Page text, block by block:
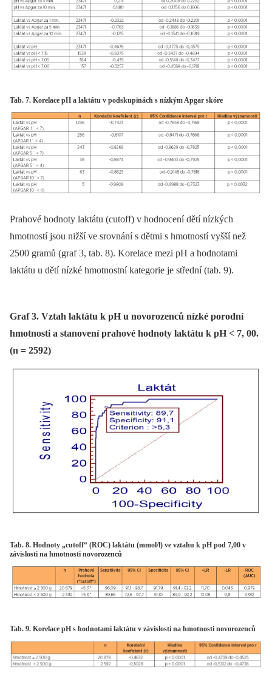
Tab. 7. Korelace pH a laktátu v podskupinách s nízkým Apgar skóre
Prahové hodnoty laktátu (cutoff) v hodnocení dětí nízkých
hmotností jsou nižší ve srovnání s dětmi s hmotností vyšší než
2500 gramů (graf 3, tab. 8). Korelace mezi pH a hodnotami
laktátu u dětí nízké hmotnostní kategorie je střední (tab. 9).
Graf 3. Vztah laktátu k pH u novorozenců nízké porodní
hmotnosti a stanovení prahové hodnoty laktátu k pH < 7, 00.
(n = 2592)
Tab. 8. Hodnoty „cutoff“ (ROC) laktátu (mmol/l) ve vztahu k pH pod 7,00 v
závislosti na hmotnosti novorozenců
Tab. 9. Korelace pH s hodnotami laktátu v závislosti na hmotnosti novorozenců